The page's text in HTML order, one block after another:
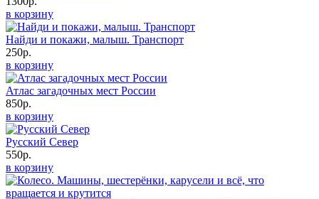
в корзину
Найди и покажи, малыш. Транспорт
250р.
в корзину
Атлас загадочных мест России
850р.
в корзину
Русский Север
550р.
в корзину